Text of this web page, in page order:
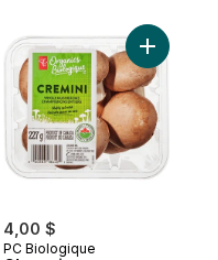
sans pulpe au
4,00 $
PC Biologique
Ajouter